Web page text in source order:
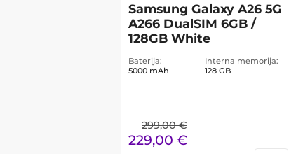
Samsung Galaxy A26 5G
A266 DualSIM 6GB /
128GB White
Baterija
5000 mAh
Interna memorija
128 GB
299,00 €
229,00 €